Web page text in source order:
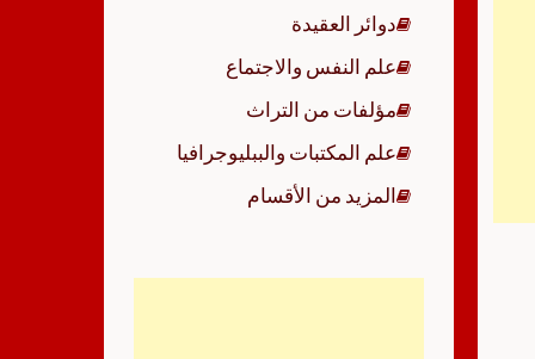
دوائر العقيدة
علم النفس والاجتماع
مؤلفات من التراث
علم المكتبات والببليوجرافيا
المزيد من الأقسام